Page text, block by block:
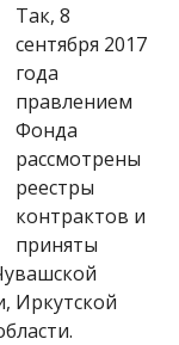
Так, 8
сентября 2017
года
правлением
Фонда
рассмотрены
реестры
контрактов и
приняты
Иркутской